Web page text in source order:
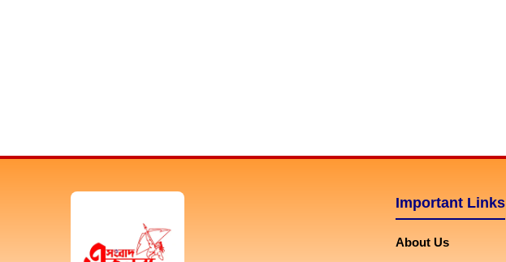
Important Links
About Us